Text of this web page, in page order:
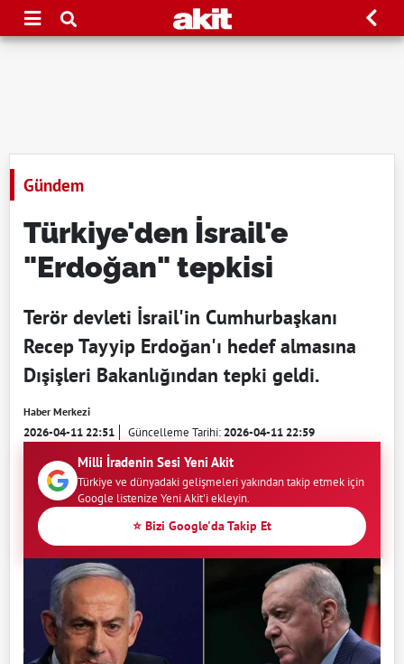
Gündem
Türkiye'den İsrail'e
"Erdoğan" tepkisi
Terör devleti İsrail'in Cumhurbaşkanı
Recep Tayyip Erdoğan'ı hedef almasına
Dışişleri Bakanlığından tepki geldi.
Haber Merkezi
2026-04-11 22:51 Güncelleme Tarihi:2026-04-11 22:59
Milli İradenin Sesi Yeni Akit
Türkiye ve dünyadaki gelişmeleri yakından takip etmek için
Google listenize Yeni Akit'i ekleyin.
⭐ Bizi Google'da Takip Et